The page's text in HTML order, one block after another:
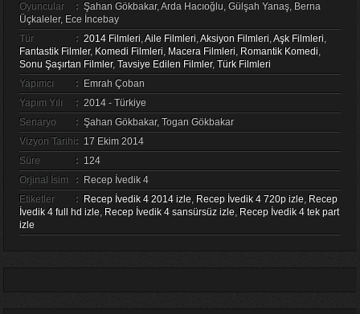
Oyuncular : Şahan Gökbakar, Arda Hacıoğlu, Gülşah Yanaş, Berna
Üçkaleler, Ece İncebay
Tür
: 2014 Filmleri,Aile Filmleri,Aksiyon Filmleri,Aşk Filmleri,
Fantastik Filmler, Komedi Filmleri, Macera Filmleri, Romantik Komedi,
Sonu Şaşırtan Filmler, Tavsiye Edilen Filmler, Türk Filmleri
Yapımcı
: Emrah Çoban
Yapım Yılı
: 2014 - Türkiye
Senaryo
: Şahan Gökbakar, Togan Gökbakar
Vizyon Tarihi: 17 Ekim 2014
Süre
: 124
Orjinal İsim
: Recep İvedik 4
Etiketler
: Recep İvedik 4 2014 izle, Recep İvedik 4 720p izle, Recep
İvedik 4 full hd izle, Recep İvedik 4 sansürsüz izle, Recep İvedik 4 tek part
izle